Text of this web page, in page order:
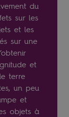
du
sur les
et les
sur une
et
terre
un peu
et
objets à